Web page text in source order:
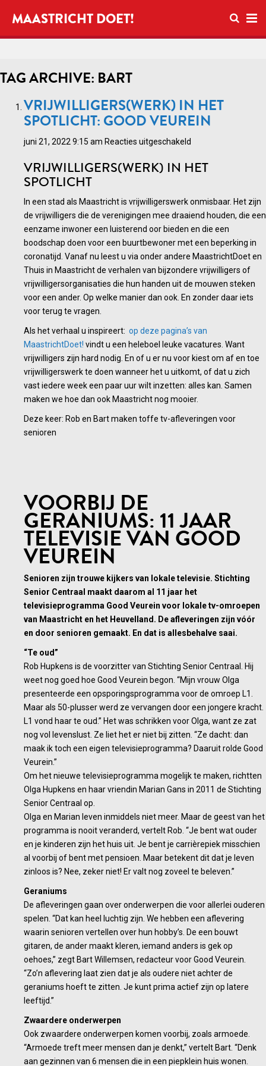
Open
MAASTRICHT DOET!
TAG ARCHIVE: BART
VRIJWILLIGERS(WERK) IN HET
SPOTLICHT: GOOD VEUREIN
juni 21, 2022 9:15 am Reacties uitgeschakeld
in
VRIJWILLIGERS(WERK) IN HET
SPOTLICHT
In een stad als Maastricht is vrijwilligerswerk onmisbaar. Het zijn
de vrijwilligers die de verenigingen mee draaiend houden, die een
eenzame inwoner een luisterend oor bieden en die een
boodschap doen voor een buurtbewoner met een beperking in
coronatijd. Vanaf nu leest u via onder andere MaastrichtDoet en
Thuis in Maastricht de verhalen van bijzondere vrijwilligers of
vrijwilligersorganisaties die hun handen uit de mouwen steken
voor een ander. Op welke manier dan ook. En zonder daar iets
voor terug te vragen.
Als het verhaal u inspireert: op deze pagina’s van
MaastrichtDoet! vindt u een heleboel leuke vacatures. Want
vrijwilligers zijn hard nodig. En of u er nu voor kiest om af en toe
vrijwilligerswerk te doen wanneer het u uitkomt, of dat u zich
vast iedere week een paar uur wilt inzetten: alles kan. Samen
maken we hoe dan ook Maastricht nog mooier.
Deze keer: Rob en Bart maken toffe tv-afleveringen voor
senioren
VOORBIJ DE
GERANIUMS: 11 JAAR
TELEVISIE VAN GOOD
VEUREIN
Senioren zijn trouwe kijkers van lokale televisie. Stichting
Senior Centraal maakt daarom al 11 jaar het
televisieprogramma Good Veurein voor lokale tv-omroepen
van Maastricht en het Heuvelland. De afleveringen zijn vóór
en door senioren gemaakt. En dat is allesbehalve saai.
“Te oud”
Rob Hupkens is de voorzitter van Stichting Senior Centraal. Hij
weet nog goed hoe Good Veurein begon. “Mijn vrouw Olga
presenteerde een opsporingsprogramma voor de omroep L1.
Maar als 50-plusser werd ze vervangen door een jongere kracht.
L1 vond haar te oud.” Het was schrikken voor Olga, want ze zat
nog vol levenslust. Ze liet het er niet bij zitten. “Ze dacht: dan
maak ik toch een eigen televisieprogramma? Daaruit rolde Good
Veurein.”
Om het nieuwe televisieprogramma mogelijk te maken, richtten
Olga Hupkens en haar vriendin Marian Gans in 2011 de Stichting
Senior Centraal op.
Olga en Marian leven inmiddels niet meer. Maar de geest van het
programma is nooit veranderd, vertelt Rob. “Je bent wat ouder
en je kinderen zijn het huis uit. Je bent je carrièrepiek misschien
al voorbij of bent met pensioen. Maar betekent dit dat je leven
zinloos is? Nee, zeker niet! Er valt nog zoveel te beleven.”
Geraniums
De afleveringen gaan over onderwerpen die voor allerlei ouderen
spelen. “Dat kan heel luchtig zijn. We hebben een aflevering
waarin senioren vertellen over hun hobby’s. De een bouwt
gitaren, de ander maakt kleren, iemand anders is gek op
oehoes,” zegt Bart Willemsen, redacteur voor Good Veurein.
“Zo’n aflevering laat zien dat je als oudere niet achter de
geraniums hoeft te zitten. Je kunt prima actief zijn op latere
leeftijd.”
Zwaardere onderwerpen
Ook zwaardere onderwerpen komen voorbij, zoals armoede.
“Armoede treft meer mensen dan je denkt,” vertelt Bart. “Denk
aan gezinnen van 6 mensen die in een piepklein huis wonen.